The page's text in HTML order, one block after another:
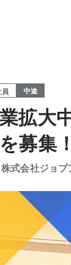
中途
拡大
募集！
株式会社ジョブ